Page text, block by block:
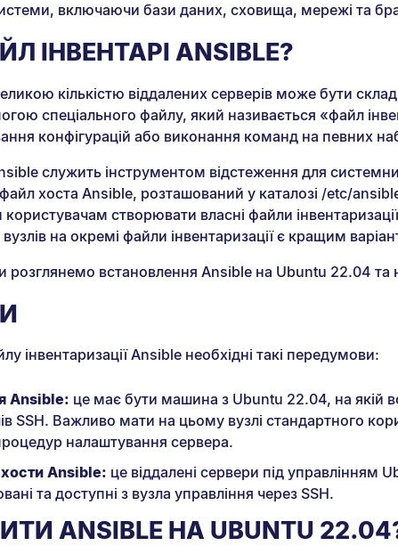
включаючи бази даних, сховища, мережі та
ІНВЕНТАРІ ANSIBLE?
кількістю віддалених серверів може бути
спеціального файлу, який називається «файл
конфігурацій або виконання команд на певних
служить інструментом відстеження для
хоста Ansible, розташований у каталозі /etc/
користувачам створювати власні файли
на окремі файли інвентаризації є кращим
встановлення Ansible на Ubuntu 22.04 та
інвентаризації Ansible необхідні такі передумови:
Ansible: це має бути машина з Ubuntu 22.04, на якій
SSH. Важливо мати на цьому вузлі стандартного
налаштування сервера.
Ansible: це віддалені сервери під управлінням
та доступні з вузла управління через SSH.
ANSIBLE НА UBUNTU